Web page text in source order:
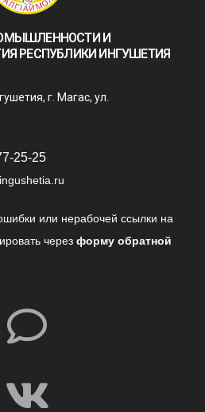
И
РЕСПУБЛИКИ ИНГУШЕТИЯ
г. Магас, ул.
25-25
или нерабочей ссылки на
черезформу обратной